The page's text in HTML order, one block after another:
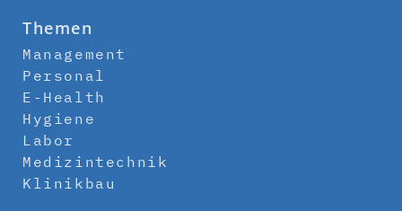
Themen
Management
Personal
E-Health
Hygiene
Labor
Medizintechnik
Klinikbau